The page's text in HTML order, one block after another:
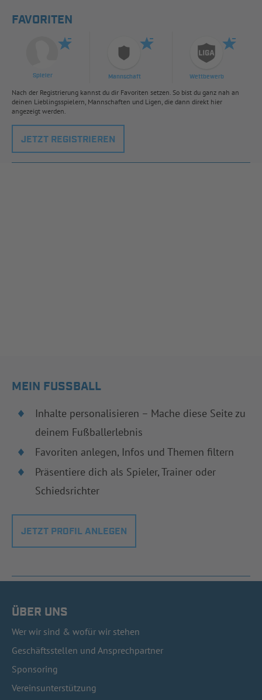
FAVORITEN
Spieler Mannschaft Wettbewerb
Nach der Registrierung kannst du dir Favoriten setzen. So bist du ganz nah an
deinen Lieblingsspielern, Mannschaften und Ligen, die dann direkt hier
angezeigt werden.
JETZT REGISTRIEREN
MEIN FUSSBALL
Inhalte personalisieren – Mache diese Seite zu
deinem Fußballerlebnis
Favoriten anlegen, Infos und Themen filtern
Präsentiere dich als Spieler, Trainer oder
Schiedsrichter
JETZT PROFIL ANLEGEN
ÜBER UNS
Wer wir sind & wofür wir stehen
Geschäftsstellen und Ansprechpartner
Sponsoring
Vereinsunterstützung